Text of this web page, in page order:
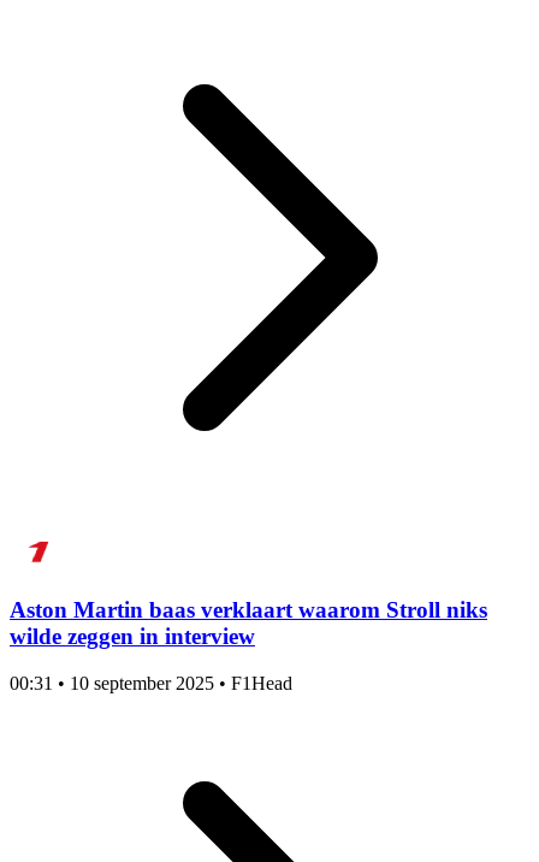
Aston Martin baas verklaart waarom Stroll niks
wilde zeggen in interview
00:31 • 10 september 2025 • F1Head